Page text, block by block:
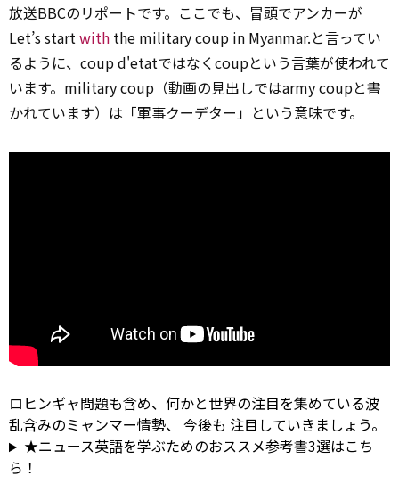
放送BBCのリポートです。ここでも、冒頭でアンカーが
Let’s start with the military coup in Myanmar.と言ってい
るように、coup d'etatではなくcoupという言葉が使われて
います。military coup（動画の見出しではarmy coupと書
かれています）は「軍事クーデター」という意味です。
ロヒンギャ問題も含め、何かと世界の注目を集めている波
乱含みのミャンマー情勢、 今後も 注目していきましょう。
★ニュース英語を学ぶためのおススメ参考書3選はこち
ら！